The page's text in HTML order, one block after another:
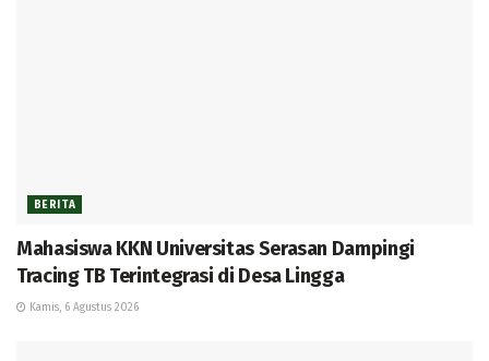
BERITA
Mahasiswa KKN Universitas Serasan Dampingi
Tracing TB Terintegrasi di Desa Lingga
Kamis, 6 Agustus 2026